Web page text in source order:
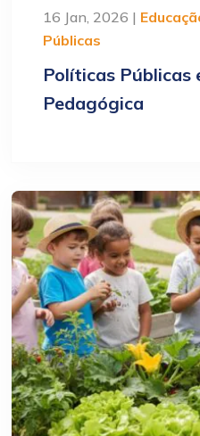
16 Jan, 2026 |
Públicas
Políticas Públicas
Pedagógica